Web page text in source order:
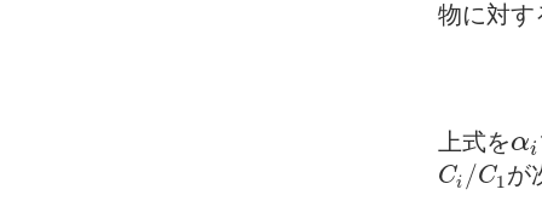
物に対す
上式をαi
αi
Ci /C1
Ci/C1 が